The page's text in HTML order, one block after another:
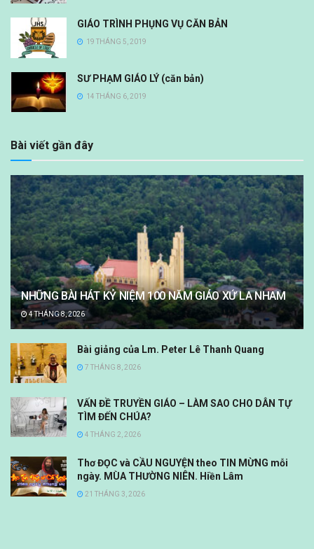
GIÁO TRÌNH PHỤNG VỤ CĂN BẢN
19 THÁNG 5, 2019
SƯ PHẠM GIÁO LÝ (căn bản)
14 THÁNG 6, 2019
Bài viết gần đây
NHỮNG BÀI HÁT KỶ NIỆM 100 NĂM GIÁO XỨ LA NHAM
4 THÁNG 8, 2026
Bài giảng của Lm. Peter Lê Thanh Quang
7 THÁNG 8, 2026
VẤN ĐỀ TRUYỀN GIÁO – LÀM SAO CHO DÂN TỰ
TÌM ĐẾN CHÚA?
4 THÁNG 2, 2026
Thơ ĐỌC và CẦU NGUYỆN theo TIN MỪNG mỗi
ngày. MÙA THƯỜNG NIÊN. Hiền Lâm
21 THÁNG 3, 2026